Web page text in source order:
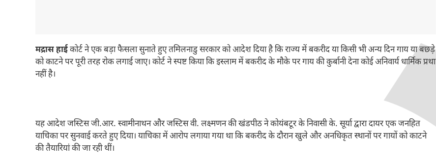
मद्रास हाईकोर्ट ने एक बड़ा फैसला सुनाते हुए तमिलनाडु सरकार को आदेश दिया है कि राज्य में बकरीद या किसी भी अन्य दिन गाय या बछड़े
को काटने पर पूरी तरह रोक लगाई जाए। कोर्ट ने स्पष्ट किया कि इस्लाम में बकरीद के मौके पर गाय की कुर्बानी देना कोई अनिवार्य धार्मिक प्रथा
नहीं है।
यह आदेश जस्टिस जी.आर. स्वामीनाथन और जस्टिस वी. लक्ष्मणन की खंडपीठ ने कोयंबटूर के निवासी के. सूर्या द्वारा दायर एक जनहित
याचिका पर सुनवाई करते हुए दिया। याचिका में आरोप लगाया गया था कि बकरीद के दौरान खुले और अनधिकृत स्थानों पर गायों को काटने
की तैयारियां की जा रही थीं।